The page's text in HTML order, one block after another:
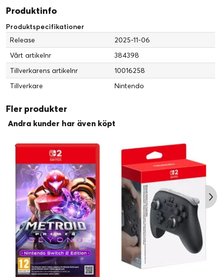
Produktinfo
Produktspecifikationer
Release
2025-11-06
Vårt artikelnr
384398
Tillverkarens artikelnr
10016258
Tillverkare
Nintendo
Fler produkter
Andra kunder har även köpt